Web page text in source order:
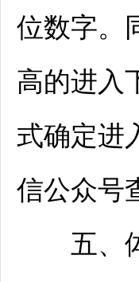
位数字。
高的进入
式确定进
信公众号
五、体